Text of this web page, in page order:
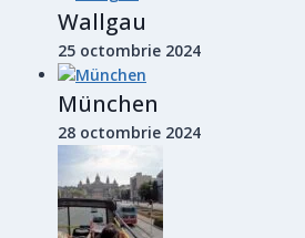
Wallgau
25 octombrie 2024
München
28 octombrie 2024